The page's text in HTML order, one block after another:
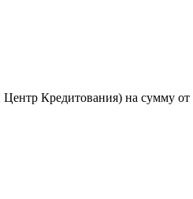
Кредитования) на сумму от